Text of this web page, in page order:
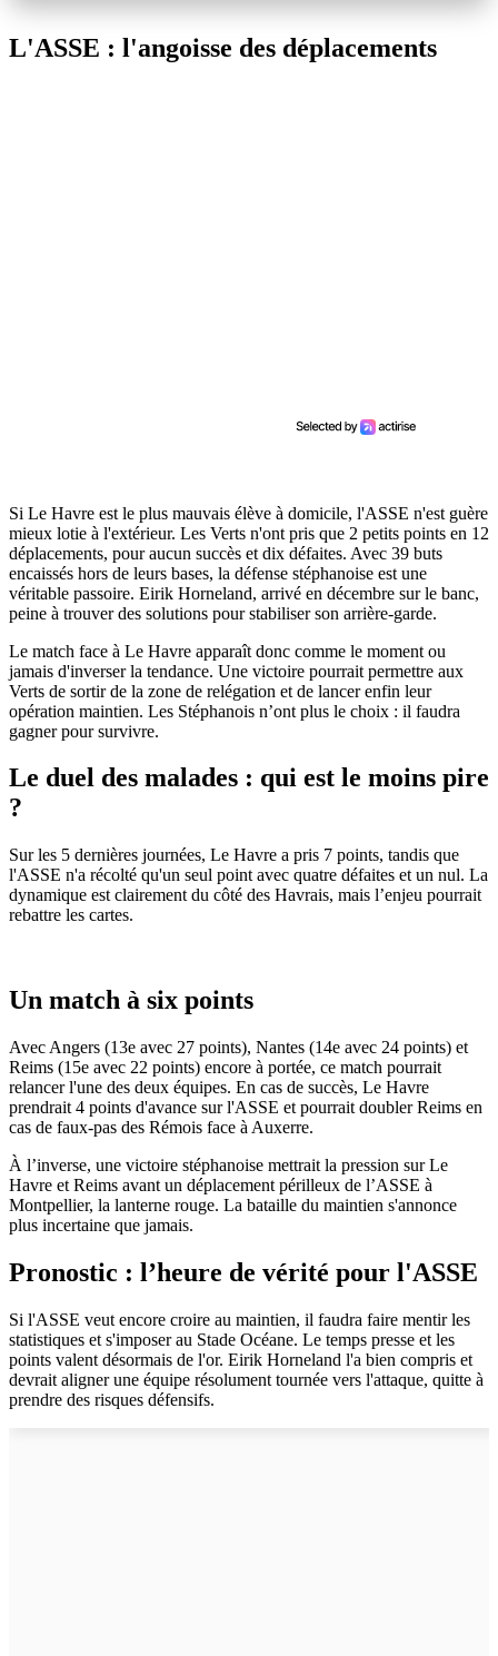
L'ASSE : l'angoisse des déplacements
Si Le Havre est le plus mauvais élève à domicile, l'ASSE n'est guère
mieux lotie à l'extérieur. Les Verts n'ont pris que 2 petits points en 12
déplacements, pour aucun succès et dix défaites. Avec 39 buts
encaissés hors de leurs bases, la défense stéphanoise est une
véritable passoire. Eirik Horneland, arrivé en décembre sur le banc,
peine à trouver des solutions pour stabiliser son arrière-garde.
Le match face à Le Havre apparaît donc comme le moment ou
jamais d'inverser la tendance. Une victoire pourrait permettre aux
Verts de sortir de la zone de relégation et de lancer enfin leur
opération maintien. Les Stéphanois n’ont plus le choix : il faudra
gagner pour survivre.
Le duel des malades : qui est le moins pire
?
Sur les 5 dernières journées, Le Havre a pris 7 points, tandis que
l'ASSE n'a récolté qu'un seul point avec quatre défaites et un nul. La
dynamique est clairement du côté des Havrais, mais l’enjeu pourrait
rebattre les cartes.
Un match à six points
Avec Angers (13e avec 27 points), Nantes (14e avec 24 points) et
Reims (15e avec 22 points) encore à portée, ce match pourrait
relancer l'une des deux équipes. En cas de succès, Le Havre
prendrait 4 points d'avance sur l'ASSE et pourrait doubler Reims en
cas de faux-pas des Rémois face à Auxerre.
À l’inverse, une victoire stéphanoise mettrait la pression sur Le
Havre et Reims avant un déplacement périlleux de l’ASSE à
Montpellier, la lanterne rouge. La bataille du maintien s'annonce
plus incertaine que jamais.
Pronostic : l’heure de vérité pour l'ASSE
Si l'ASSE veut encore croire au maintien, il faudra faire mentir les
statistiques et s'imposer au Stade Océane. Le temps presse et les
points valent désormais de l'or. Eirik Horneland l'a bien compris et
devrait aligner une équipe résolument tournée vers l'attaque, quitte à
prendre des risques défensifs.